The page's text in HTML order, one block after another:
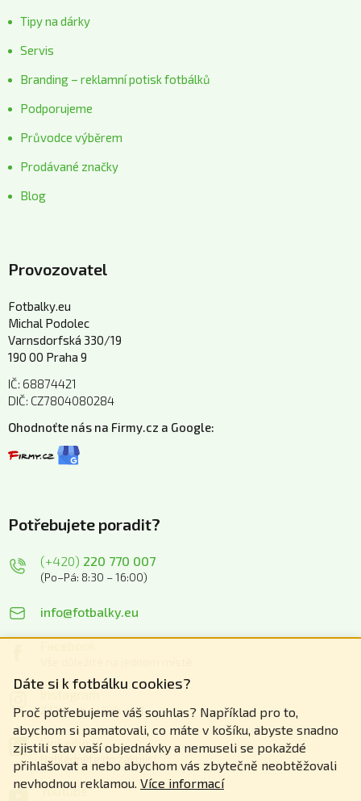
Dáte si k fotbálku cookies?
Proč potřebujeme váš souhlas? Například pro to,
abychom si pamatovali, co máte v košíku, abyste snadno
zjistili stav vaší objednávky a nemuseli se pokaždé
přihlašovat a nebo abychom vás zbytečně neobtěžovali
nevhodnou reklamou. Více informací
Tipy na dárky
Servis
Branding – reklamní potisk fotbálků
Podporujeme
Průvodce výběrem
Prodávané značky
Blog
Provozovatel
Fotbalky.eu
Michal Podolec
Varnsdorfská 330/19
190 00 Praha 9
IČ: 68874421
DIČ: CZ7804080284
Ohodnoťte nás na Firmy.cz a Google:
Potřebujete poradit?
(+420) 220 770 007
(Po–Pá: 8:30 – 16:00)
info@fotbalky.eu
Zážitky z našich akcí
Linkedin
Nahlédněte do zákulisí
Youtube